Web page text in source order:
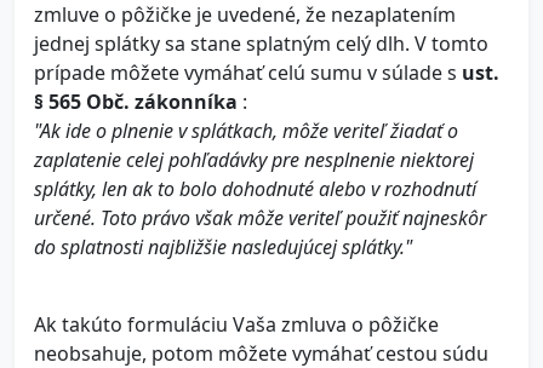
zmluve o pôžičke je uvedené, že nezaplatením
jednej splátky sa stane splatným celý dlh. V tomto
prípade môžete vymáhať celú sumu v súlade s ust.
§ 565 Obč. zákonníka :
"Ak ide o plnenie v splátkach, môže veriteľ žiadať o
zaplatenie celej pohľadávky pre nesplnenie niektorej
splátky, len ak to bolo dohodnuté alebo v rozhodnutí
určené. Toto právo však môže veriteľ použiť najneskôr
do splatnosti najbližšie nasledujúcej splátky."
Ak takúto formuláciu Vaša zmluva o pôžičke
neobsahuje, potom môžete vymáhať cestou súdu